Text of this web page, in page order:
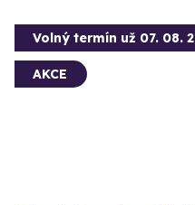
Volný termín už 07. 08.
AKCE